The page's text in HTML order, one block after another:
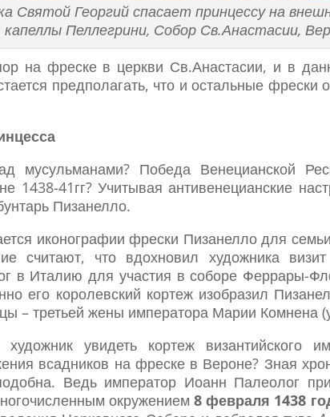
Святой Георгий спасает принцессу на
капеллы Пеллегрини, Собор Св.Анастасии,
на фреске в церкви Св.Анастасии, и в
предполагать, что и остальные
мусульманами? Победа Венецианской
1438-41гг? Учитывая антивенецианские
Пизанелло.
иконографии фрески Пизанелло для
считают, что вдохновил художника
в Италию для участия в соборе Феррары-
его королевский кортеж изобразил
– третьей жены императора Марии Комнена
увидеть кортеж византийского
всадников на фреске в Вероне? Зная
Ведь император Иоанн Палеолог
окружением8 февраля 1438